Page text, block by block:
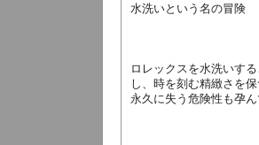
水洗いという名の冒険
ロレックスを水洗いす
し、時を刻む精緻さを
永久に失う危険性も孕